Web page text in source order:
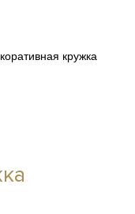
кружка